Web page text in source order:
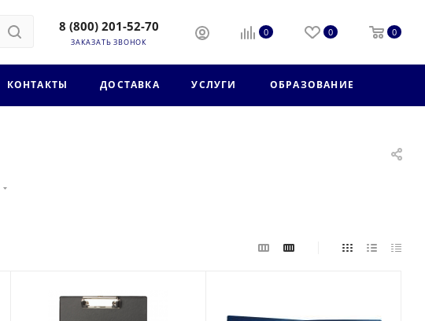
8 (800) 201-52-70
ЗАКАЗАТЬ ЗВОНОК
0 0 0
КОНТАКТЫ ДОСТАВКА УСЛУГИ ОБРАЗОВАНИЕ